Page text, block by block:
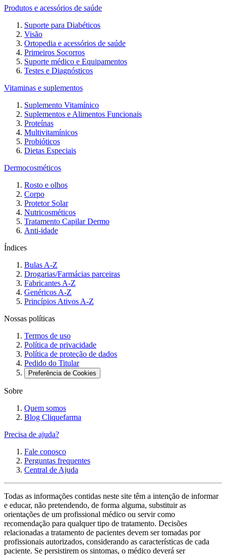
Produtos e acessórios de saúde
Suporte para Diabéticos
Visão
Ortopedia e acessórios de saúde
Primeiros Socorros
Suporte médico e Equipamentos
Testes e Diagnósticos
Vitaminas e suplementos
Suplemento Vitamínico
Suplementos e Alimentos Funcionais
Proteínas
Multivitamínicos
Probióticos
Dietas Especiais
Dermocosméticos
Rosto e olhos
Corpo
Protetor Solar
Nutricosméticos
Tratamento Capilar Dermo
Anti-idade
Índices
Bulas A-Z
Drogarias/Farmácias parceiras
Fabricantes A-Z
Genéricos A-Z
Princípios Ativos A-Z
Nossas políticas
Termos de uso
Política de privacidade
Política de proteção de dados
Pedido do Titular
Preferência de Cookies
Sobre
Quem somos
Blog Cliquefarma
Precisa de ajuda?
Fale conosco
Perguntas frequentes
Central de Ajuda
Todas as informações contidas neste site têm a intenção de informar
e educar, não pretendendo, de forma alguma, substituir as
orientações de um profissional médico ou servir como
recomendação para qualquer tipo de tratamento. Decisões
relacionadas a tratamento de pacientes devem ser tomadas por
profissionais autorizados, considerando as características de cada
paciente. Se persistirem os sintomas, o médico deverá ser